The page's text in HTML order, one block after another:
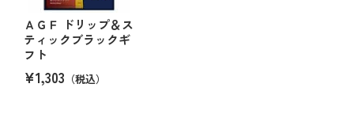
ＡＧＦ ドリップ＆ス
ティックブラックギ
フト
¥1,303 （税込）